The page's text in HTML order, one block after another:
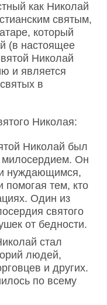
как Николай
святым,
который
(в настоящее
Николай
и является
в
Николая:
Николай был
милосердием. Он
нуждающимся,
помогая тем, кто
Один из
святого
от бедности.
стал
людей,
и других.
по всему